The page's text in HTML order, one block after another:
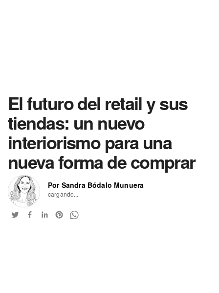
El futuro del retail y sus
tiendas: un nuevo
interiorismo para una
nueva forma de comprar
Por Sandra Bódalo Munuera
cargando...